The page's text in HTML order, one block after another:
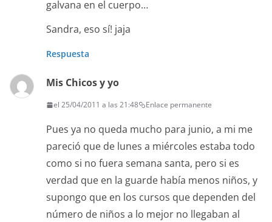
galvana en el cuerpo…
Sandra, eso sí! jaja
Respuesta
Mis Chicos y yo
el 25/04/2011 a las 21:48 Enlace permanente
Pues ya no queda mucho para junio, a mi me
pareció que de lunes a miércoles estaba todo
como si no fuera semana santa, pero si es
verdad que en la guarde había menos niños, y
supongo que en los cursos que dependen del
número de niños a lo mejor no llegaban al